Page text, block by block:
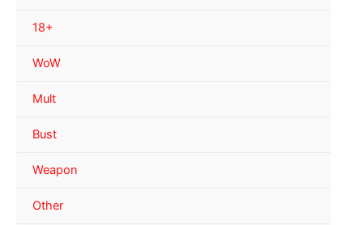
18+
WoW
Mult
Bust
Weapon
Other